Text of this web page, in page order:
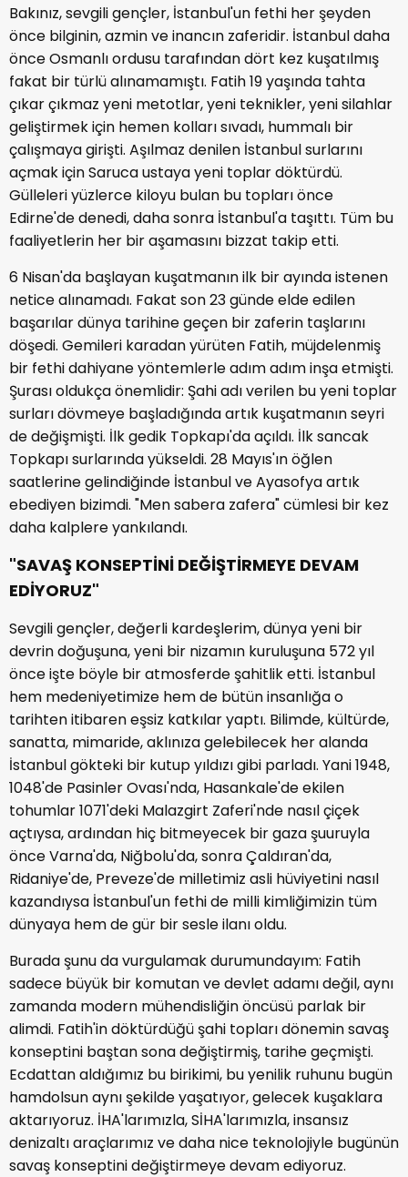
Bakınız, sevgili gençler, İstanbul'un fethi her şeyden
önce bilginin, azmin ve inancın zaferidir. İstanbul daha
önce Osmanlı ordusu tarafından dört kez kuşatılmış
fakat bir türlü alınamamıştı. Fatih 19 yaşında tahta
çıkar çıkmaz yeni metotlar, yeni teknikler, yeni silahlar
geliştirmek için hemen kolları sıvadı, hummalı bir
çalışmaya girişti. Aşılmaz denilen İstanbul surlarını
açmak için Saruca ustaya yeni toplar döktürdü.
Gülleleri yüzlerce kiloyu bulan bu topları önce
Edirne'de denedi, daha sonra İstanbul'a taşıttı. Tüm bu
faaliyetlerin her bir aşamasını bizzat takip etti.
6 Nisan'da başlayan kuşatmanın ilk bir ayında istenen
netice alınamadı. Fakat son 23 günde elde edilen
başarılar dünya tarihine geçen bir zaferin taşlarını
döşedi. Gemileri karadan yürüten Fatih, müjdelenmiş
bir fethi dahiyane yöntemlerle adım adım inşa etmişti.
Şurası oldukça önemlidir: Şahi adı verilen bu yeni toplar
surları dövmeye başladığında artık kuşatmanın seyri
de değişmişti. İlk gedik Topkapı'da açıldı. İlk sancak
Topkapı surlarında yükseldi. 28 Mayıs'ın öğlen
saatlerine gelindiğinde İstanbul ve Ayasofya artık
ebediyen bizimdi. "Men sabera zafera" cümlesi bir kez
daha kalplere yankılandı.
"SAVAŞ KONSEPTİNİ DEĞİŞTİRMEYE DEVAM
EDİYORUZ"
Sevgili gençler, değerli kardeşlerim, dünya yeni bir
devrin doğuşuna, yeni bir nizamın kuruluşuna 572 yıl
önce işte böyle bir atmosferde şahitlik etti. İstanbul
hem medeniyetimize hem de bütün insanlığa o
tarihten itibaren eşsiz katkılar yaptı. Bilimde, kültürde,
sanatta, mimaride, aklınıza gelebilecek her alanda
İstanbul gökteki bir kutup yıldızı gibi parladı. Yani 1948,
1048'de Pasinler Ovası'nda, Hasankale'de ekilen
tohumlar 1071'deki Malazgirt Zaferi'nde nasıl çiçek
açtıysa, ardından hiç bitmeyecek bir gaza şuuruyla
önce Varna'da, Niğbolu'da, sonra Çaldıran'da,
Ridaniye'de, Preveze'de milletimiz asli hüviyetini nasıl
kazandıysa İstanbul'un fethi de milli kimliğimizin tüm
dünyaya hem de gür bir sesle ilanı oldu.
Burada şunu da vurgulamak durumundayım: Fatih
sadece büyük bir komutan ve devlet adamı değil, aynı
zamanda modern mühendisliğin öncüsü parlak bir
alimdi. Fatih'in döktürdüğü şahi topları dönemin savaş
konseptini baştan sona değiştirmiş, tarihe geçmişti.
Ecdattan aldığımız bu birikimi, bu yenilik ruhunu bugün
hamdolsun aynı şekilde yaşatıyor, gelecek kuşaklara
aktarıyoruz. İHA'larımızla, SİHA'larımızla, insansız
denizaltı araçlarımız ve daha nice teknolojiyle bugünün
savaş konseptini değiştirmeye devam ediyoruz.